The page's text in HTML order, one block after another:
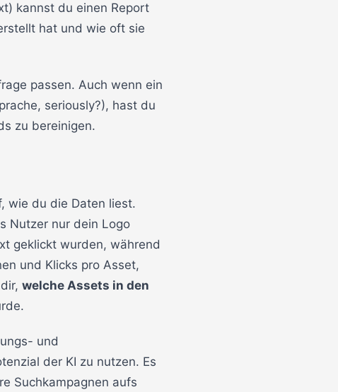
kannst du einen Report
hat und wie oft sie
passen. Auch wenn ein
seriously?), hast du
zu bereinigen.
wie du die Daten liest.
Nutzer nur dein Logo
geklickt wurden, während
und Klicks pro Asset,
welche Assets in den
und
der KI zu nutzen. Es
Suchkampagnen aufs